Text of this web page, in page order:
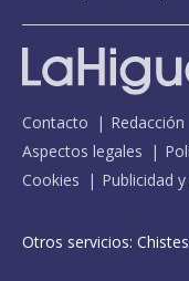
Contacto Redacción
Aspectos legales
Cookies
Publicidad
Otros servicios: Chistes